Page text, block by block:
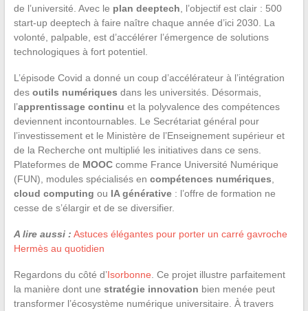
de l’université. Avec le plan deeptech , l’objectif est clair : 500
start-up deeptech à faire naître chaque année d’ici 2030. La
volonté, palpable, est d’accélérer l’émergence de solutions
technologiques à fort potentiel.
L’épisode Covid a donné un coup d’accélérateur à l’intégration
des outils numériques dans les universités. Désormais,
l’apprentissage continu et la polyvalence des compétences
deviennent incontournables. Le Secrétariat général pour
l’investissement et le Ministère de l’Enseignement supérieur et
de la Recherche ont multiplié les initiatives dans ce sens.
Plateformes de MOOCcomme France Université Numérique
(FUN), modules spécialisés en compétences numériques
cloud computing ou IA générative: l’offre de formation ne
cesse de s’élargir et de se diversifier.
A lire aussi : Astuces élégantes pour porter un carré gavroche
Hermès au quotidien
Regardons du côté d’Isorbonne . Ce projet illustre parfaitement
la manière dont une stratégie innovation bien menée peut
transformer l’écosystème numérique universitaire. À travers